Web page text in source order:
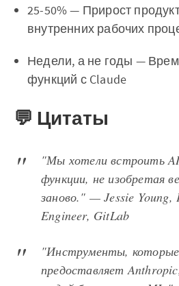
25-50% — Прирост
внутренних рабочих
Недели, а не годы —
функций с Claude
💬 Цитаты
"Мы хотели встроить
функции, не изобретая
заново." — Jessie
Engineer, GitLab
"Инструменты, которые
предоставляет